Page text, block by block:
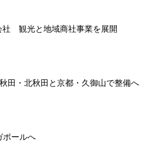
社 観光と地域商社事業を展開
田・北秋田と京都・久御山で整備へ
ールへ